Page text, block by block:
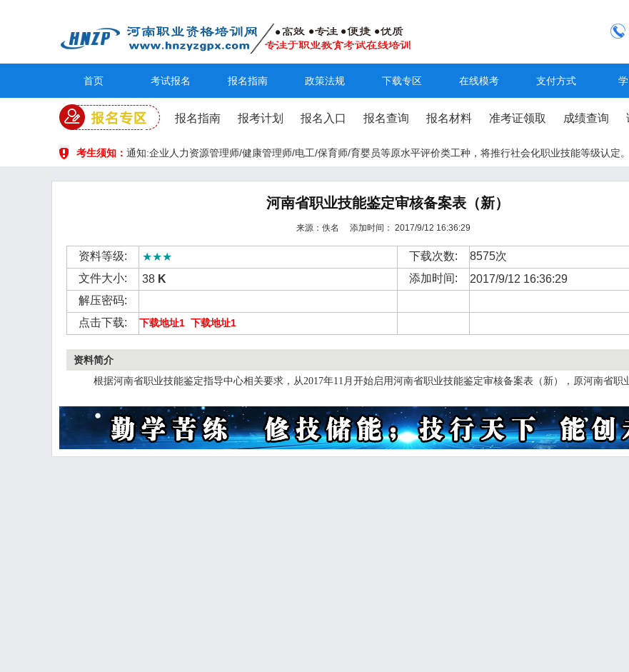
首页 考试报名 报名指南 政策法规 下载专区 在线模考 支付方式
报名指南 报考计划 报名入口 报名查询 报名材料 准考证领取 成绩查询
考生须知： 通知:企业人力资源管理师/健康管理师/电工/保育师/育婴员等原水平评价类工种，将推行社会化职业技能等级认定。
河南省职业技能鉴定审核备案表（新）
来源：佚名 添加时间： 2017/9/12 16:36:29
资料等级: ★★★ 下载次数:
8575次
文件大小:
38 K 添加时间:
2017/9/12 16:36:29
解压密码:
点击下载:
下载地址1 下载地址1
资料简介
根据河南省职业技能鉴定指导中心相关要求，从2017年11月开始启用河南省职业技能鉴定审核备案表（新），原河南省职